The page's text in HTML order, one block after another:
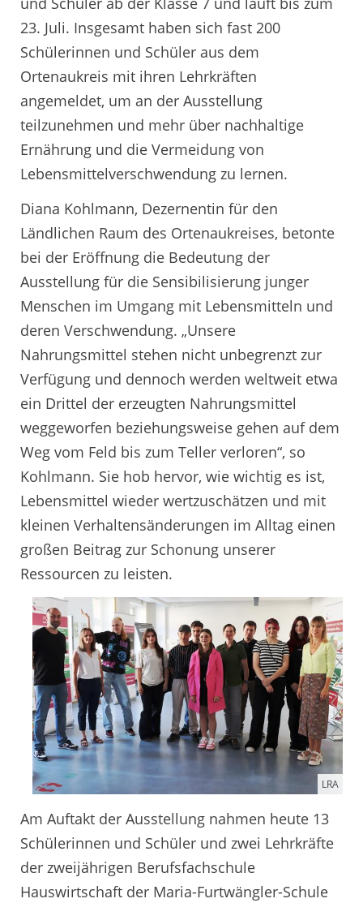
23. Juli. Insgesamt haben sich fast 200
Schülerinnen und Schüler aus dem
Ortenaukreis mit ihren Lehrkräften
angemeldet, um an der Ausstellung
teilzunehmen und mehr über nachhaltige
Ernährung und die Vermeidung von
Lebensmittelverschwendung zu lernen.
Diana Kohlmann, Dezernentin für den
Ländlichen Raum des Ortenaukreises, betonte
bei der Eröffnung die Bedeutung der
Ausstellung für die Sensibilisierung junger
Menschen im Umgang mit Lebensmitteln und
deren Verschwendung. „Unsere
Nahrungsmittel stehen nicht unbegrenzt zur
Verfügung und dennoch werden weltweit etwa
ein Drittel der erzeugten Nahrungsmittel
weggeworfen beziehungsweise gehen auf dem
Weg vom Feld bis zum Teller verloren“, so
Kohlmann. Sie hob hervor, wie wichtig es ist,
Lebensmittel wieder wertzuschätzen und mit
kleinen Verhaltensänderungen im Alltag einen
großen Beitrag zur Schonung unserer
Ressourcen zu leisten.
LRA
Am Auftakt der Ausstellung nahmen heute 13
Schülerinnen und Schüler und zwei Lehrkräfte
der zweijährigen Berufsfachschule
Hauswirtschaft der Maria-Furtwängler-Schule